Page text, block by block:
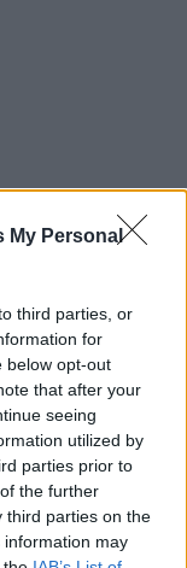
My Personal
third parties, or
for
below opt-out
that after your
seeing
utilized by
parties prior to
the further
third parties on the
information may